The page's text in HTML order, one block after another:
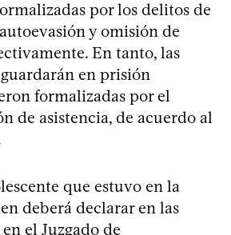
por los delitos de
y omisión de
En tanto, las
en prisión
formalizadas por el
de asistencia, de acuerdo al
que estuvo en la
deberá declarar en las
el Juzgado de